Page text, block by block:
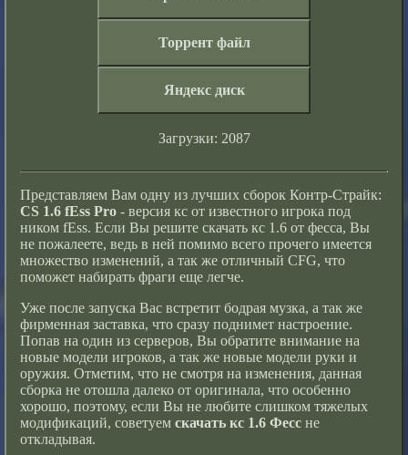
Торрент файл
Яндекс диск
Загрузки: 2087
Представляем Вам одну из лучших сборок Контр-Страйк:
CS 1.6 fEss Pro - версия кс от известного игрока под
ником fEss. Если Вы решитескачать кс 1.6 от фесса, Вы
не пожалеете, ведь в ней помимо всего прочего имеется
множество изменений, а так же отличный CFG, что
поможет набирать фраги еще легче.
Уже после запуска Вас встретит бодрая музка, а так же
фирменная заставка, что сразу поднимет настроение.
Попав на один из серверов, Вы обратите внимание на
новые модели игроков, а так же новые модели руки и
оружия. Отметим, что не смотря на изменения, данная
сборка не отошла далеко от оригинала, что особенно
хорошо, поэтому, если Вы не любите слишком тяжелых
модификаций, советуемскачать кс 1.6 Фесс не
откладывая.